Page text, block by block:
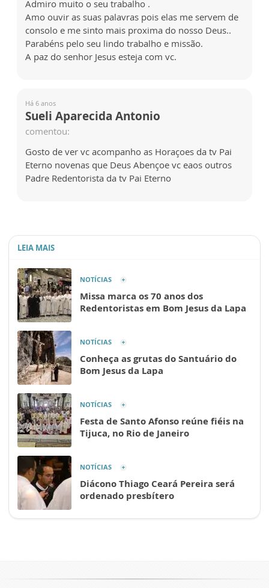
Admiro muito o seu trabalho .
Amo ouvir as suas palavras pois elas me servem de
consolo e me sinto mais proxima do nosso Deus..
Parabéns pelo seu lindo trabalho e missão.
A paz do senhor Jesus esteja com vc.
Há 6 anos
Sueli Aparecida Antonio
comentou:
Gosto de ver vc acompanho as Horaçoes da tv Pai
Eterno novenas que Deus Abençoe vc eaos outros
Padre Redentorista da tv Pai Eterno
LEIA MAIS
NOTÍCIAS
Missa marca os 70 anos dos
Redentoristas em Bom Jesus da Lapa
NOTÍCIAS
Conheça as grutas do Santuário do
Bom Jesus da Lapa
NOTÍCIAS
Festa de Santo Afonso reúne fiéis na
Tijuca, no Rio de Janeiro
NOTÍCIAS
Diácono Thiago Ceará Pereira será
ordenado presbítero